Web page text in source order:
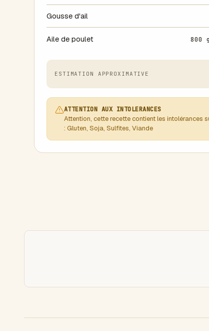
Gousse d'ail
Aile de poulet 800
ESTIMATION APPROXIMATIVE
ATTENTION AUX INTOLERANCES
Attention, cette recette contient les intolérances
: Gluten, Soja, Sulfites, Viande